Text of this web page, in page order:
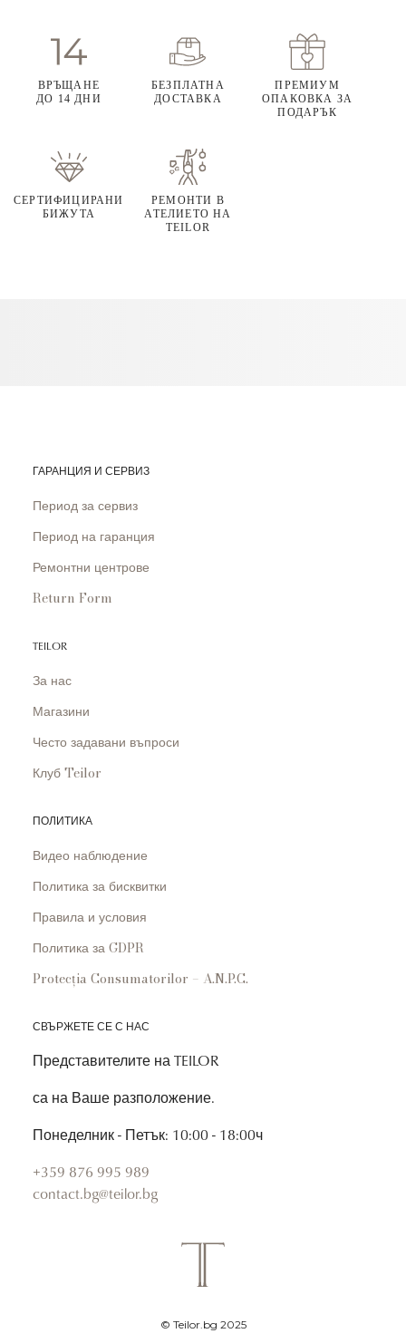
ВРЪЩАНЕ
ДО 14 ДНИ
БЕЗПЛАТНА
ДОСТАВКА
ПРЕМИУМ
ОПАКОВКА ЗА
ПОДАРЪК
СЕРТИФИЦИРАНИ
БИЖУТА
РЕМОНТИ В
АТЕЛИЕТО НА
TEILOR
ГАРАНЦИЯ И СЕРВИЗ
Период за сервиз
Период на гаранция
Ремонтни центрове
Return Form
TEILOR
За нас
Магазини
Често задавани въпроси
Клуб Teilor
ПОЛИТИКА
Видео наблюдение
Политика за бисквитки
Правила и условия
Политика за GDPR
Protecția Consumatorilor – A.N.P.C.
СВЪРЖЕТЕ СЕ С НАС
Представителите на TEILOR
са на Ваше разположение.
Понеделник - Петък: 10:00 - 18:00ч
+359 876 995 989
contact.bg@teilor.bg
© Teilor.bg 2025